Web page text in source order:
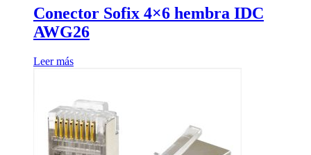
Conector Sofix 4×6 hembra IDC
AWG26
Leer más